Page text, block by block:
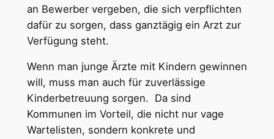
an Bewerber vergeben, die sich verpflichten
dafür zu sorgen, dass ganztägig ein Arzt zur
Verfügung steht.
Wenn man junge Ärzte mit Kindern gewinnen
will, muss man auch für zuverlässige
Kinderbetreuung sorgen. Da sind
Kommunen im Vorteil, die nicht nur vage
Wartelisten, sondern konkrete und